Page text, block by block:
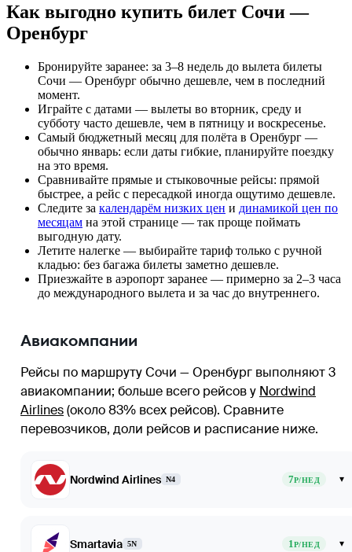
Как выгодно купить билет Сочи —
Оренбург
Бронируйте заранее: за 3–8 недель до вылета билеты
Сочи — Оренбург обычно дешевле, чем в последний
момент.
Играйте с датами — вылеты во вторник, среду и
субботу часто дешевле, чем в пятницу и воскресенье.
Самый бюджетный месяц для полёта в Оренбург —
обычно январь: если даты гибкие, планируйте поездку
на это время.
Сравнивайте прямые и стыковочные рейсы: прямой
быстрее, а рейс с пересадкой иногда ощутимо дешевле.
Следите за календарём низких цен и динамикой цен по
месяцам на этой странице — так проще поймать
выгодную дату.
Летите налегке — выбирайте тариф только с ручной
кладью: без багажа билеты заметно дешевле.
Приезжайте в аэропорт заранее — примерно за 2–3 часа
до международного вылета и за час до внутреннего.
Авиакомпании
Рейсы по маршруту Сочи — Оренбург выполняют 3
авиакомпании; больше всего рейсов у Nordwind
Airlines(около 83% всех рейсов). Сравните
перевозчиков, доли рейсов и расписание ниже.
Nordwind Airlines N4 7Р/НЕД ▾
Smartavia 5N 1Р/НЕД ▾